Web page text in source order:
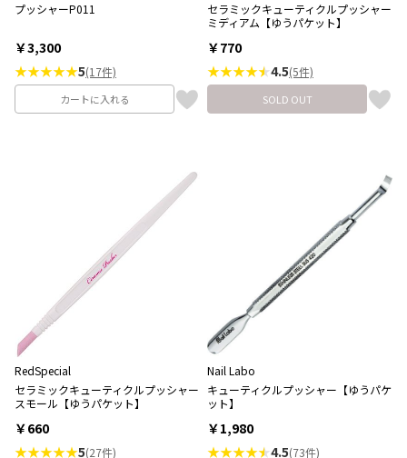
プッシャーP011
￥3,300
★★★★★5(17件)
カートに入れる
セラミックキューティクルプッシャー
ミディアム【ゆうパケット】
￥770
★★★★
4.5(5件)
SOLD OUT
RedSpecial
セラミックキューティクルプッシャー
スモール【ゆうパケット】
￥660
★★★★★5(27件)
Nail Labo
キューティクルプッシャー【ゆうパケ
ット】
￥1,980
★★★★
4.5(73件)